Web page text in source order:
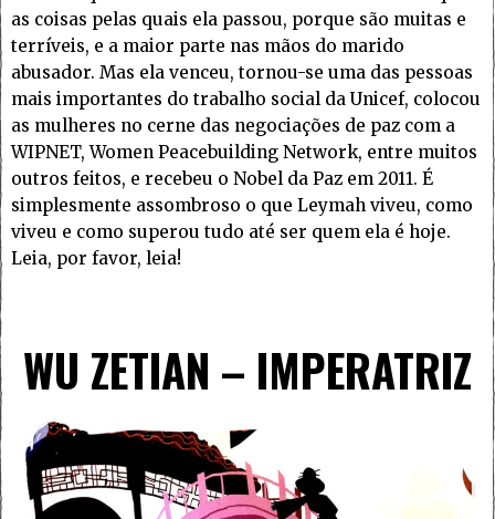
as coisas pelas quais ela passou, porque são muitas e
terríveis, e a maior parte nas mãos do marido
abusador. Mas ela venceu, tornou-se uma das pessoas
mais importantes do trabalho social da Unicef, colocou
as mulheres no cerne das negociações de paz com a
WIPNET, Women Peacebuilding Network, entre muitos
outros feitos, e recebeu o Nobel da Paz em 2011. É
simplesmente assombroso o que Leymah viveu, como
viveu e como superou tudo até ser quem ela é hoje.
Leia, por favor, leia!
WU ZETIAN – IMPERATRIZ